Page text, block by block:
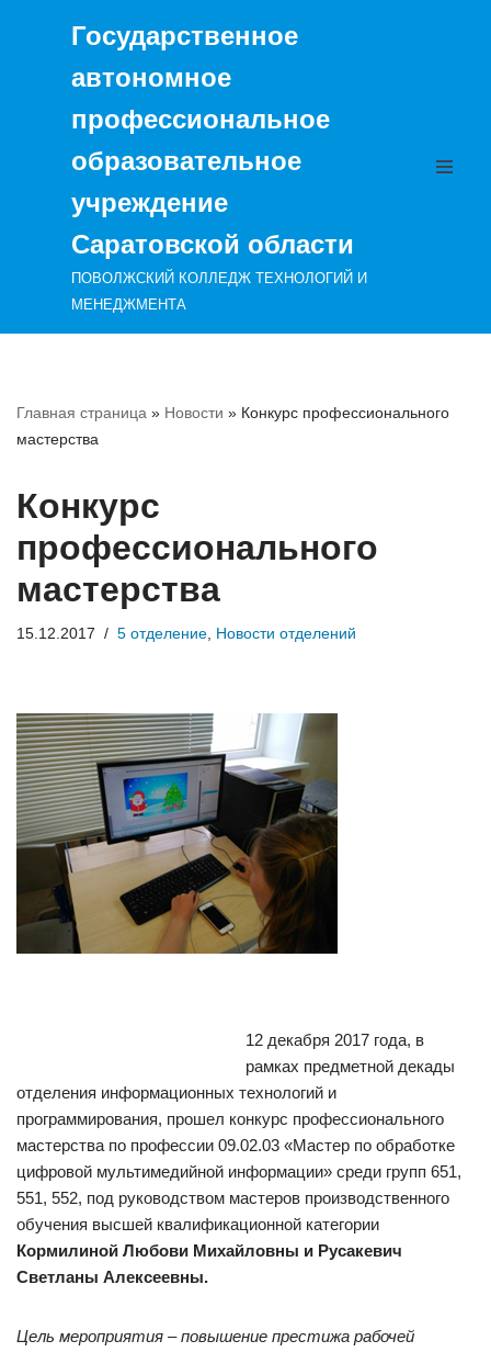
содержимому
Государственное
автономное
профессиональное
образовательное
учреждение
Саратовской области
ПОВОЛЖСКИЙ КОЛЛЕДЖ ТЕХНОЛОГИЙ И
МЕНЕДЖМЕНТА
Главная страница » Новости » Конкурс профессионального
мастерства
Конкурс
профессионального
мастерства
15.12.2017 5 отделение, Новости отделений
12 декабря 2017 года, в
рамках предметной декады
отделения информационных технологий и
программирования, прошел конкурс профессионального
мастерства по профессии 09.02.03 «Мастер по обработке
цифровой мультимедийной информации» среди групп 651,
551, 552, под руководством мастеров производственного
обучения высшей квалификационной категории
Кормилиной Любови Михайловны и Русакевич
Светланы Алексеевны.
Цель мероприятия – повышение престижа рабочей